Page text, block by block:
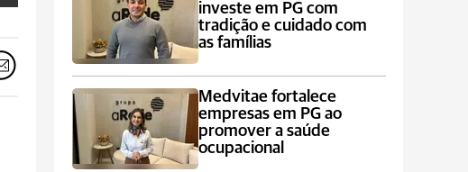
investe em PG com
tradição e cuidado com
as famílias
Medvitae fortalece
empresas em PG ao
promover a saúde
ocupacional